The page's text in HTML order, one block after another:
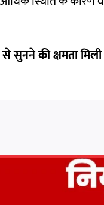
सुनने की क्षमता